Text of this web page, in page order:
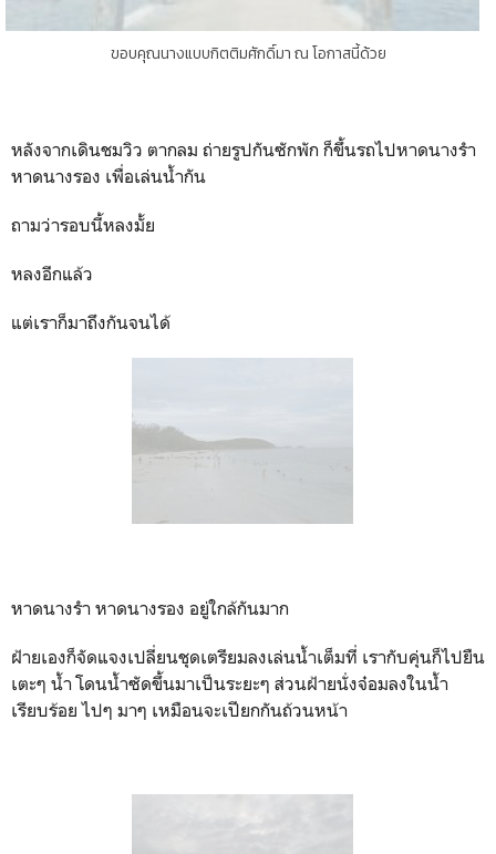
ขอบคุณนางแบบกิตติมศักดิ์มา ณ โอกาสนี้ด้วย
หลังจากเดินชมวิว ตากลม ถ่ายรูปกันซักพัก ก็ขึ้นรถไปหาดนางรำ
หาดนางรอง เพื่อเล่นน้ำกัน
ถามว่ารอบนี้หลงมั้ย
หลงอีกแล้ว
แต่เราก็มาถึงกันจนได้
หาดนางรำ หาดนางรอง อยู่ใกล้กันมาก
ฝ้ายเองก็จัดแจงเปลี่ยนชุดเตรียมลงเล่นน้ำเต็มที่ เรากับคุ่นก็ไปยืน
เตะๆ น้ำ โดนน้ำซัดขึ้นมาเป็นระยะๆ ส่วนฝ้ายนั่งจ๋อมลงในน้ำ
เรียบร้อย ไปๆ มาๆ เหมือนจะเปียกกันถ้วนหน้า